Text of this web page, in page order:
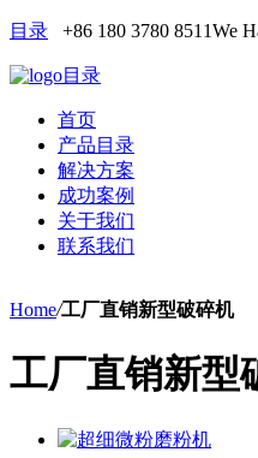
目录 +86 180 3780 8511We
目录
首页
产品目录
解决方案
成功案例
关于我们
联系我们
Home/工厂直销新型破碎机
工厂直销新型